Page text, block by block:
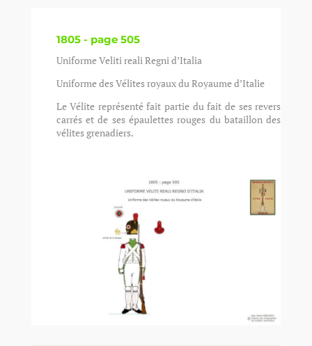
1805 - page 505
Uniforme Veliti reali Regni d’Italia
Uniforme des Vélites royaux du Royaume d’Italie
Le Vélite représenté fait partie du fait de ses revers
carrés et de ses épaulettes rouges du bataillon des
vélites grenadiers.